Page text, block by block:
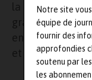
Notre site
équipe de
fournir des
approfondies
soutenu par
les
la
grands axes de
en matière
et de formations.